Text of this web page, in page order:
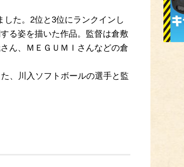
た。2位と3位にランクインし
る姿を描いた作品。監督は倉敷
ん、ＭＥＧＵＭＩさんなどの倉
、川入ソフトボールの選手と監